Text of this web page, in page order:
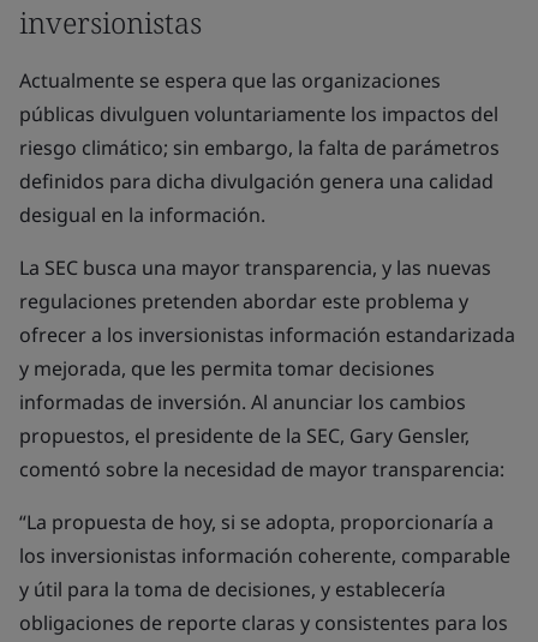
inversionistas
Actualmente se espera que las organizaciones
públicas divulguen voluntariamente los impactos del
riesgo climático; sin embargo, la falta de parámetros
definidos para dicha divulgación genera una calidad
desigual en la información.
La SEC busca una mayor transparencia, y las nuevas
regulaciones pretenden abordar este problema y
ofrecer a los inversionistas información estandarizada
y mejorada, que les permita tomar decisiones
informadas de inversión. Al anunciar los cambios
propuestos, el presidente de la SEC, Gary Gensler,
comentó sobre la necesidad de mayor transparencia:
“La propuesta de hoy, si se adopta, proporcionaría a
los inversionistas información coherente, comparable
y útil para la toma de decisiones, y establecería
obligaciones de reporte claras y consistentes para los